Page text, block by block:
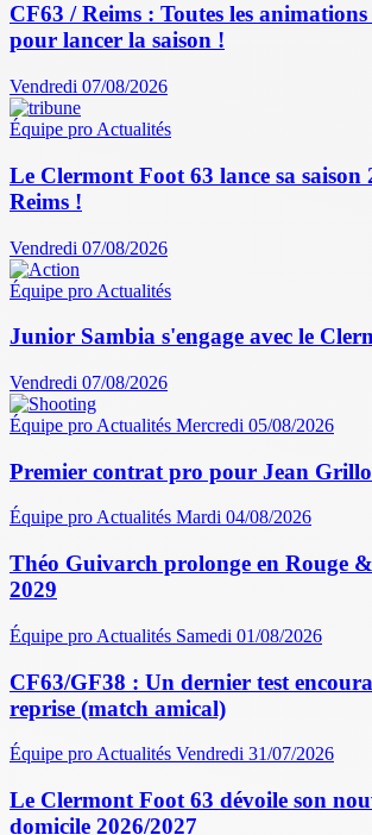
CF63 / Reims : Toutes les
pour lancer la saison !
Vendredi 07/08/2026
Équipe pro Actualités
Le Clermont Foot 63 lance sa saison
Reims !
Vendredi 07/08/2026
Équipe pro Actualités
Junior Sambia s'engage avec le
Vendredi 07/08/2026
Équipe pro Actualités Mercredi 05/08/2026
Premier contrat pro pour Jean
Équipe proActualités Mardi 04/08/2026
Théo Guivarch prolonge en Rouge
2029
Équipe pro Actualités Samedi 01/08/2026
CF63/GF38 : Un dernier test
reprise (match amical)
Équipe pro Actualités Vendredi 31/07/2026
Le Clermont Foot 63 dévoile son
domicile 2026/2027